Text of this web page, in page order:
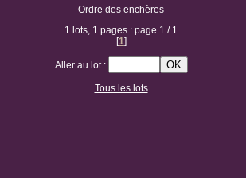
Ordre des enchères
1 lots, 1 pages : page 1 / 1
[1]
Aller au lot :
Tous les lots